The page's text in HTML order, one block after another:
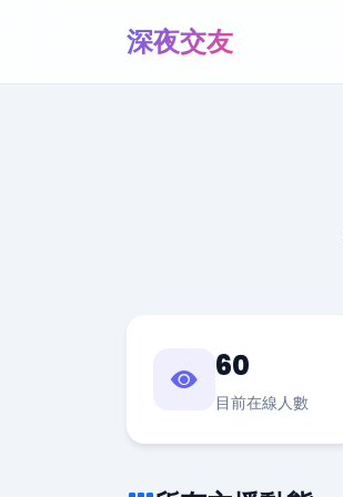
深夜交友
60
目前在線人數